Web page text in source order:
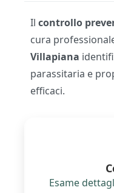
Il controllo
cura
Villapiana
parassitaria e
efficaci.
Esame